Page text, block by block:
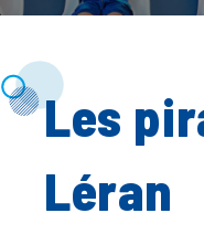
Les
Léran